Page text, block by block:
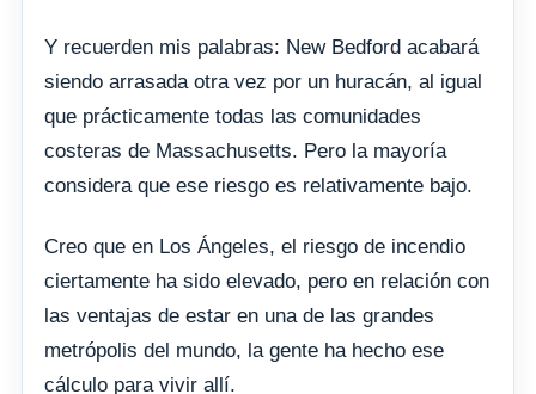
Y recuerden mis palabras: New Bedford acabará
siendo arrasada otra vez por un huracán, al igual
que prácticamente todas las comunidades
costeras de Massachusetts. Pero la mayoría
considera que ese riesgo es relativamente bajo.
Creo que en Los Ángeles, el riesgo de incendio
ciertamente ha sido elevado, pero en relación con
las ventajas de estar en una de las grandes
metrópolis del mundo, la gente ha hecho ese
cálculo para vivir allí.